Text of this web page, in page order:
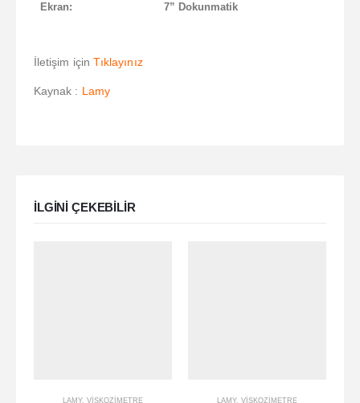
Ekran: 7” Dokunmatik
İletişim için Tıklayınız
Kaynak : Lamy
ILGINI ÇEKEBILIR
LAMY, VISKOZIMETRE LAMY, VISKOZIMETRE